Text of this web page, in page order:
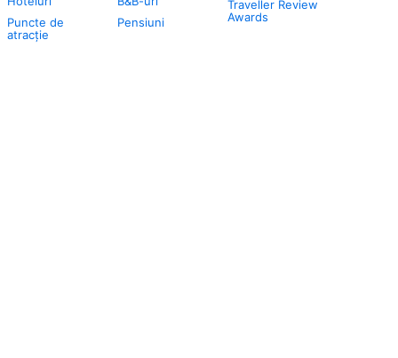
Puncte de
atracţie
Pensiuni
Traveller Review
Awards